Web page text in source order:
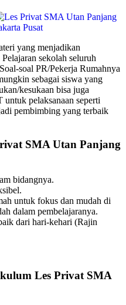
yang menjadikan
sekolah seluruh
soal PR/Pekerja Rumahnya
sebagai siswa yang
kesukaan bisa juga
pelaksanaan seperti
pembimbing yang terbaik
SMA Utan Panjang
bidangnya.
untuk fokus dan mudah di
dalam pembelajaranya.
dari hari-kehari (Rajin
Les Privat SMA